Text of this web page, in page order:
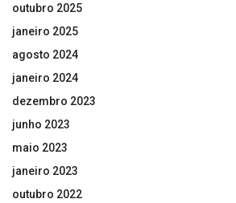
outubro 2025
janeiro 2025
agosto 2024
janeiro 2024
dezembro 2023
junho 2023
maio 2023
janeiro 2023
outubro 2022